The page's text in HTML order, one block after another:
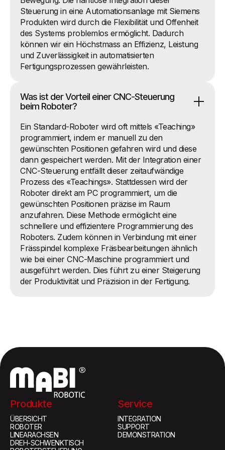
Steuerung in eine Automationsanlage mit Siemens
Produkten wird durch die Flexibilität und Offenheit
des Systems problemlos ermöglicht. Dadurch
können wir ein Höchstmass an Effizienz, Leistung
und Zuverlässigkeit in automatisierten
Fertigungsprozessen gewährleisten.
Was ist der Vorteil einer CNC-Steuerung
beim Roboter?
Ein Standard-Roboter wird oft mittels «Teaching»
programmiert, indem er manuell zu den
gewünschten Positionen gefahren wird und diese
dann gespeichert werden. Mit der Integration einer
CNC-Steuerung entfällt dieser zeitaufwändige
Prozess des «Teachings». Stattdessen wird der
Roboter direkt am PC programmiert, um die
gewünschten Positionen präzise im Raum
anzufahren. Diese Methode ermöglicht eine
schnellere und effizientere Programmierung des
Roboters. Zudem können in Verbindung mit einer
Frässpindel komplexe Fräsbearbeitungen ähnlich
wie bei einer CNC-Maschine programmiert und
ausgeführt werden. Dies führt zu einer Steigerung
der Produktivität und Präzision in der Fertigung.
Produkte
ÜBERSICHT
ROBOTER
LINEARACHSEN
DREH-SCHWENKTISCH
Service
INTEGRATION
SUPPORT
DEMONSTRATION